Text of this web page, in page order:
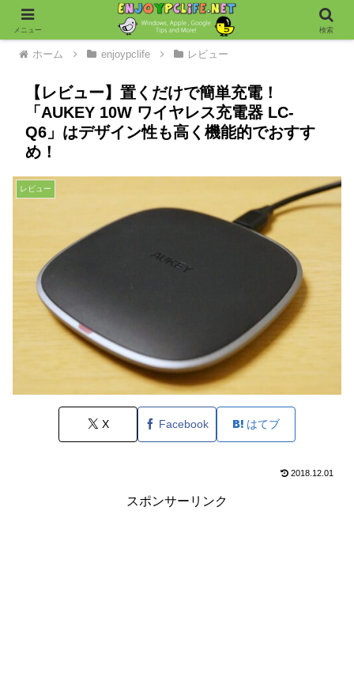
ホーム enjoypclife レビュー
【レビュー】置くだけで簡単充電！
「AUKEY 10W ワイヤレス充電器 LC-
Q6」はデザイン性も高く機能的でおすす
め！
レビュー
X Facebook はてブ
2018.12.01
スポンサーリンク
メニュー 検索